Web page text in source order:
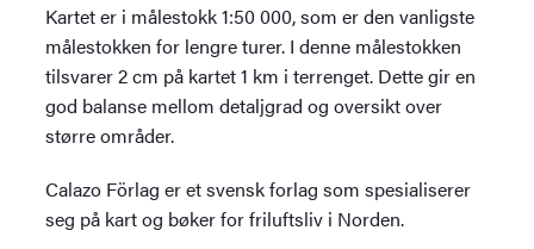
Kartet er i målestokk 1:50 000, som er den vanligste
målestokken for lengre turer. I denne målestokken
tilsvarer 2 cm på kartet 1 km i terrenget. Dette gir en
god balanse mellom detaljgrad og oversikt over
større områder.
Calazo Förlag er et svensk forlag som spesialiserer
seg på kart og bøker for friluftsliv i Norden.